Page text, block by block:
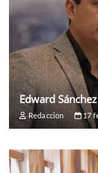
Edward
Redaccion 17